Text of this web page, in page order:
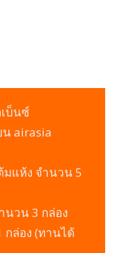
บ็นซ์
น airasia
มแห้ง จำนวน 5
นวน 3 กล่อง
กล่อง (ทานได้